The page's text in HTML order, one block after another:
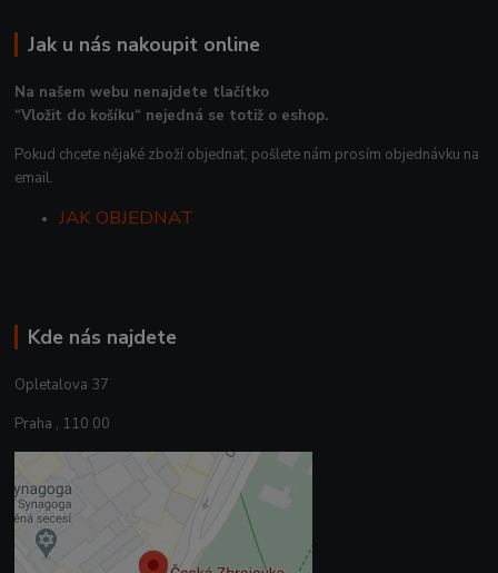
Jak u nás nakoupit online
Na našem webu nenajdete tlačítko
“Vložit do košíku“ nejedná se totiž o eshop.
Pokud chcete nějaké zboží objednat, pošlete nám prosím objednávku na
email.
JAK OBJEDNAT
Kde nás najdete
Opletalova 37
Praha , 110 00